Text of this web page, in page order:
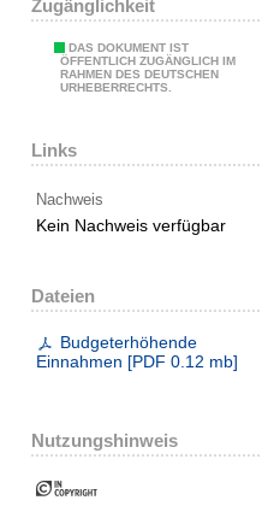
Zugänglichkeit
DAS DOKUMENT IST
ÖFFENTLICH ZUGÄNGLICH IM
RAHMEN DES DEUTSCHEN
URHEBERRECHTS.
Links
Nachweis
Kein Nachweis verfügbar
Dateien
Budgeterhöhende
Einnahmen [PDF 0.12 mb]
Nutzungshinweis